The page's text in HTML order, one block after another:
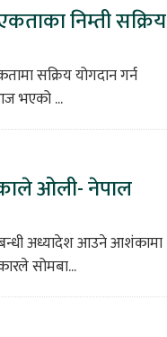
निम्ती सक्रिय
सक्रिय योगदान गर्न
भएको ...
ओली- नेपाल
अध्यादेश आउने आशंकामा
सोमबा...